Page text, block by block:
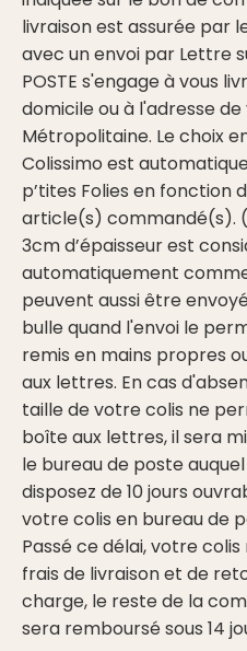
livraison est assurée par
avec un envoi par Lettre
POSTE s'engage à vous
domicile ou à l'adresse
Métropolitaine. Le choix
Colissimo est
p’tites Folies en fonction
article(s) commandé(s).
3cm d’épaisseur est
automatiquement
peuvent aussi être
bulle quand l'envoi le
remis en mains propres
aux lettres. En cas
taille de votre colis ne
boîte aux lettres, il sera
le bureau de poste
disposez de 10 jours
votre colis en bureau de
Passé ce délai, votre
frais de livraison et de
charge, le reste de la
sera remboursé sous 14